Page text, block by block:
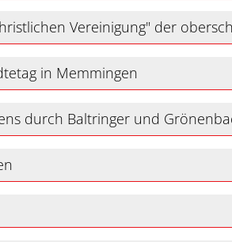
Vereinigung" der
in Memmingen
durch Baltringer und